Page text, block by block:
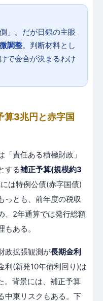
」。だが日銀の主眼
調整。判断材料とし
で会合が決まるわけ
3兆円と赤字国
責任ある積極財政」
する補正予算(規模約3
は特例公債(赤字国債)
とも、前年度の税収
、2年通算では発行総額
ある。
政拡張観測が長期金利
利(新発10年債利回り)は
。背景には、補正予算
中東リスクもある。下